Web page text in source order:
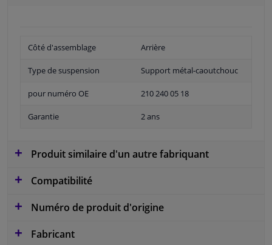
Côté d'assemblage Arrière
Type de suspension Support métal-caoutchouc
pour numéro OE 210 240 05 18
Garantie 2 ans
Produit similaire d'un autre fabriquant
Compatibilité
Numéro de produit d'origine
Fabricant